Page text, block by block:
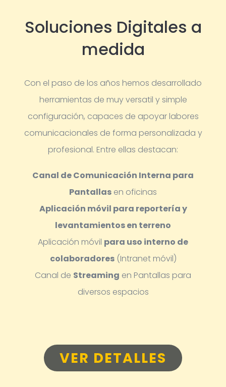
Soluciones Digitales a
medida
Con el paso de los años hemos desarrollado
herramientas de muy versatil y simple
configuración, capaces de apoyar labores
comunicacionales de forma personalizada y
profesional. Entre ellas destacan:
Canal de Comunicación Interna para
Pantallas en oficinas
Aplicación móvil para reportería y
levantamientos en terreno
Aplicación móvil para uso interno de
colaboradores(Intranet móvil)
Canal de Streaming en Pantallas para
diversos espacios
VER DETALLES